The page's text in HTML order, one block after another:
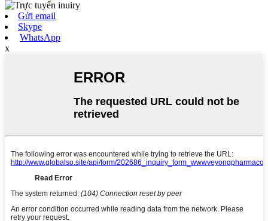
Gửi email
Skype
WhatsApp
x